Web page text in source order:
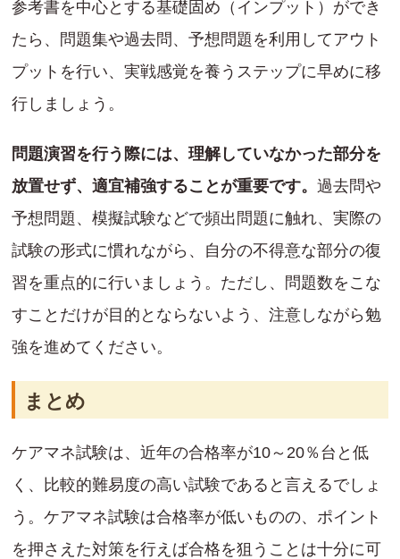
参考書を中心とする基礎固め（インプット）ができ
たら、問題集や過去問、予想問題を利用してアウト
プットを行い、実戦感覚を養うステップに早めに移
行しましょう。
問題演習を行う際には、理解していなかった部分を
放置せず、適宜補強することが重要です。 過去問や
予想問題、模擬試験などで頻出問題に触れ、実際の
試験の形式に慣れながら、自分の不得意な部分の復
習を重点的に行いましょう。ただし、問題数をこな
すことだけが目的とならないよう、注意しながら勉
強を進めてください。
まとめ
ケアマネ試験は、近年の合格率が10～20％台と低
く、比較的難易度の高い試験であると言えるでしょ
う。ケアマネ試験は合格率が低いものの、ポイント
を押さえた対策を行えば合格を狙うことは十分に可